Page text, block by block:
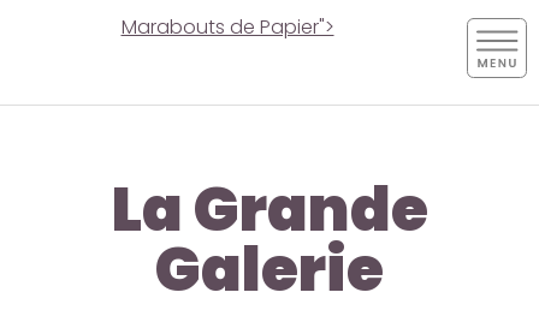
Marabouts de Papier">
La Grande
Galerie